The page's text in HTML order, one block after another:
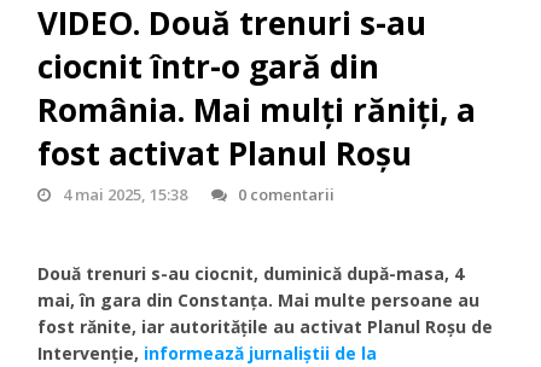
VIDEO. Două trenuri s-au
ciocnit într-o gară din
România. Mai mulți răniți, a
fost activat Planul Roșu
4 mai 2025, 15:38 0 comentarii
Două trenuri s-au ciocnit, duminică după-masa, 4
mai, în gara din Constanța. Mai multe persoane au
fost rănite, iar autoritățile au activat Planul Roșu de
Intervenție, informează jurnaliștii de la